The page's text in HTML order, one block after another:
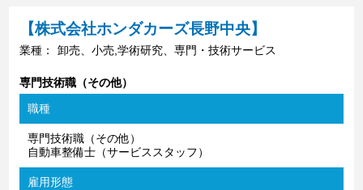
【株式会社ホンダカーズ長野中央】
業種： 卸売、小売,学術研究、専門・技術サービス
専門技術職（その他）
職種
専門技術職（その他）
自動車整備士（サービススタッフ）
雇用形態